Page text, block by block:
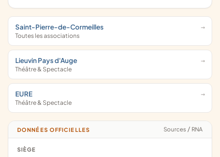
Saint-Pierre-de-Cormeilles
Toutes les associations
Lieuvin Pays d'Auge
Théâtre & Spectacle
EURE
Théâtre & Spectacle
DONNÉES OFFICIELLES Sources / RNA
SIÈGE